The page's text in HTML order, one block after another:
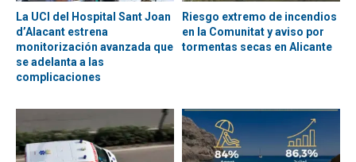
La UCI del Hospital Sant Joan
d’Alacant estrena
monitorización avanzada que
se adelanta a las
complicaciones
Riesgo extremo de incendios
en la Comunitat y aviso por
tormentas secas en Alicante